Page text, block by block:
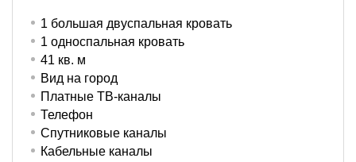
1 большая двуспальная кровать
1 односпальная кровать
41 кв. м
Вид на город
Платные ТВ-каналы
Телефон
Спутниковые каналы
Кабельные каналы